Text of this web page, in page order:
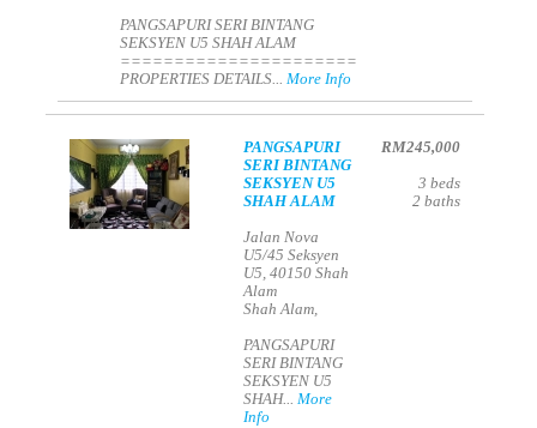
PANGSAPURI SERI BINTANG
SEKSYEN U5 SHAH ALAM
======================
PROPERTIES DETAILS...More Info
PANGSAPURI
SERI BINTANG
SEKSYEN U5
SHAH ALAM
Jalan Nova
U5/45 Seksyen
U5, 40150 Shah
Alam
Shah Alam,
PANGSAPURI
SERI BINTANG
SEKSYEN U5
SHAH...More
Info
RM245,000
3 beds
2 baths